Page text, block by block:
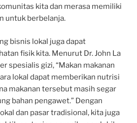
kita dan merasa memiliki
untuk berbelanja.
bisnis lokal juga dapat
fisik kita. Menurut Dr. John La
spesialis gizi, “Makan makanan
lokal dapat memberikan nutrisi
makanan tersebut masih segar
bahan pengawet.” Dengan
dan pasar tradisional, kita juga